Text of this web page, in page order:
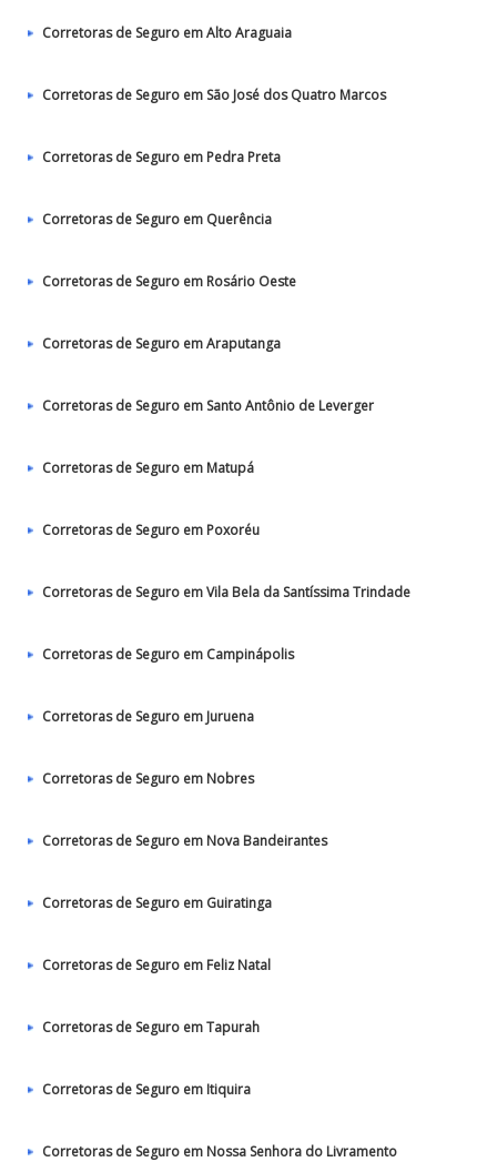
Corretoras de Seguro em Alto Araguaia
Corretoras de Seguro em São José dos Quatro Marcos
Corretoras de Seguro em Pedra Preta
Corretoras de Seguro em Querência
Corretoras de Seguro em Rosário Oeste
Corretoras de Seguro em Araputanga
Corretoras de Seguro em Santo Antônio de Leverger
Corretoras de Seguro em Matupá
Corretoras de Seguro em Poxoréu
Corretoras de Seguro em Vila Bela da Santíssima Trindade
Corretoras de Seguro em Campinápolis
Corretoras de Seguro em Juruena
Corretoras de Seguro em Nobres
Corretoras de Seguro em Nova Bandeirantes
Corretoras de Seguro em Guiratinga
Corretoras de Seguro em Feliz Natal
Corretoras de Seguro em Tapurah
Corretoras de Seguro em Itiquira
Corretoras de Seguro em Nossa Senhora do Livramento